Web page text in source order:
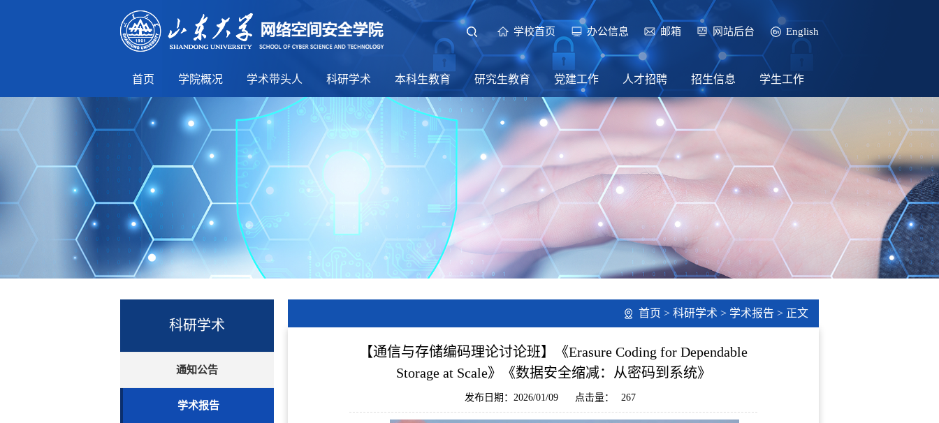
学校首页 办公信息 邮箱 网站后台 English
首页 学院概况 学术带头人 科研学术 本科生教育 研究生教育 党建工作 人才招聘 招生信息 学生工作
科研学术
通知公告
学术报告
首页 > 科研学术 > 学术报告 > 正文
【通信与存储编码理论讨论班】《Erasure Coding for Dependable
Storage at Scale》《数据安全缩减：从密码到系统》
发布日期：2026/01/09 点击量： 267